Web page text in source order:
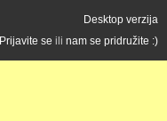
Desktop verzija
Prijavite se ili nam se pridružite :)